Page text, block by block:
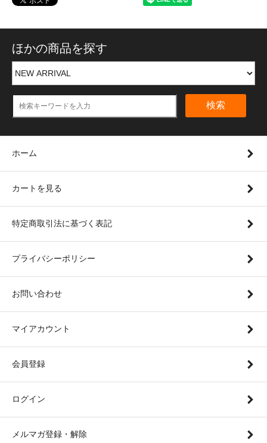
ほかの商品を探す
検索
ホーム
カートを見る
特定商取引法に基づく表記
プライバシーポリシー
お問い合わせ
マイアカウント
会員登録
ログイン
メルマガ登録・解除